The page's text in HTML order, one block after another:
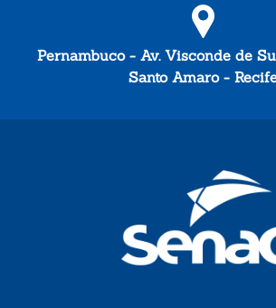
Pernambuco - Av. Visconde de
Santo Amaro -